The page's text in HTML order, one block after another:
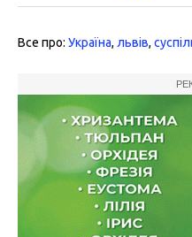
Все про: Україна, львів,